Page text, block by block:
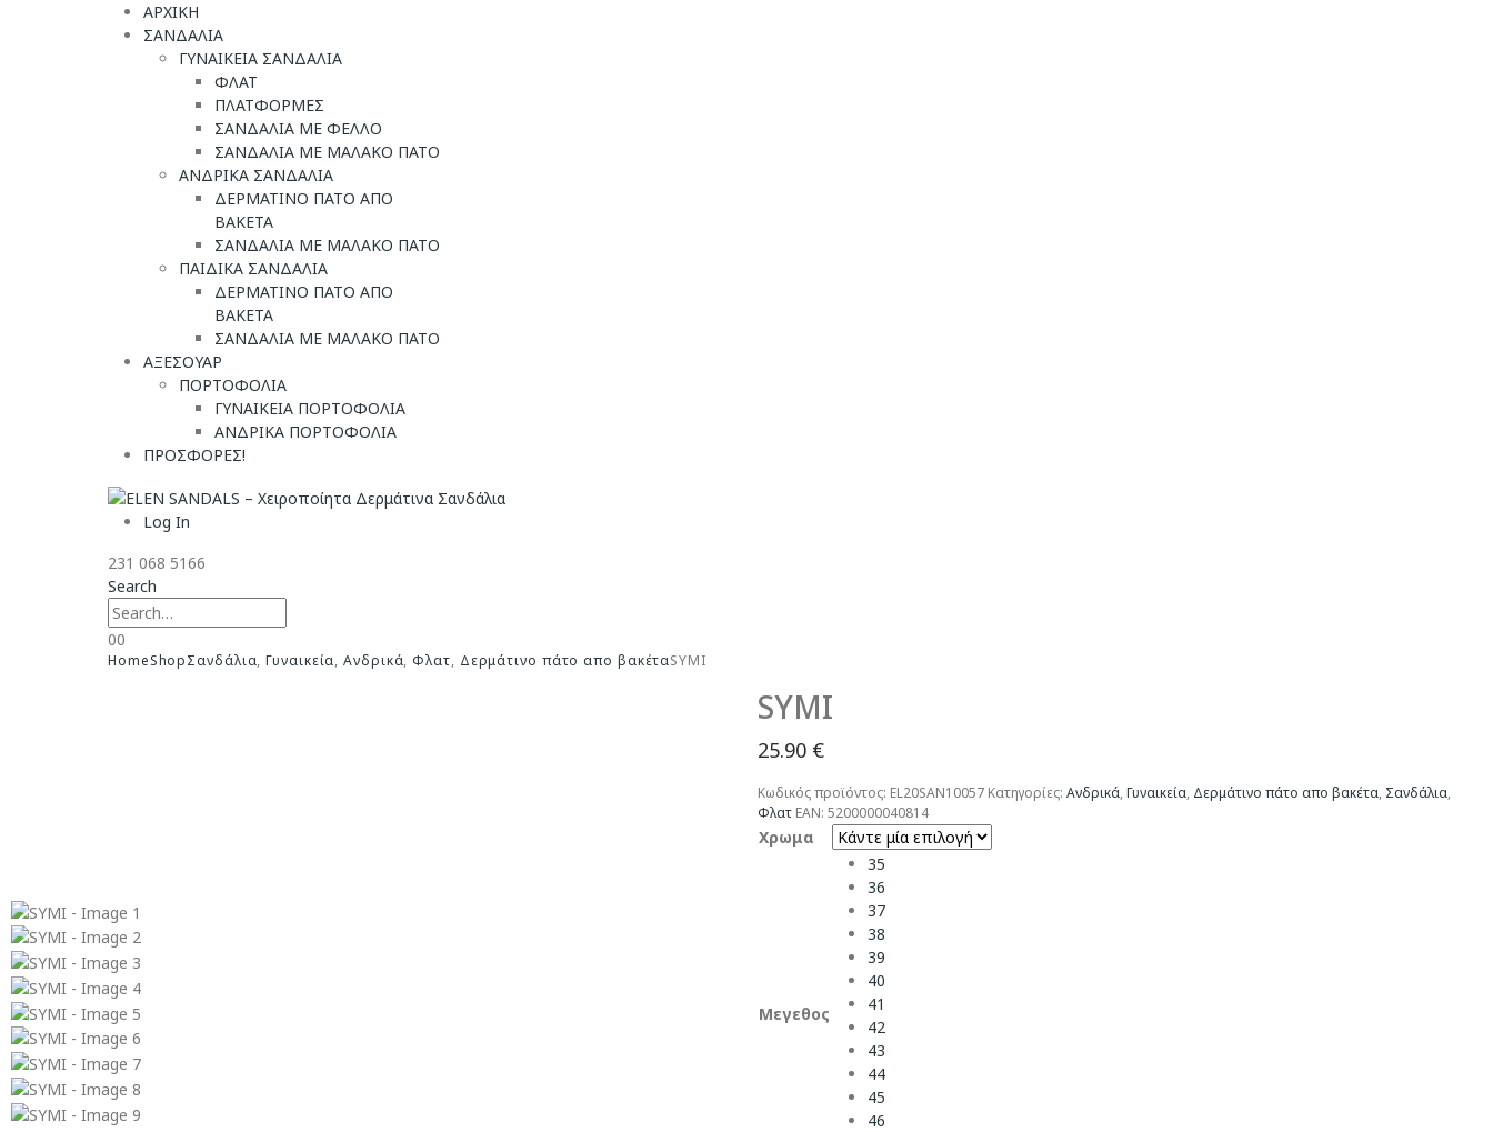
ΑΡΧΙΚΗ
ΣΑΝΔΑΛΙΑ
ΓΥΝΑΙΚΕΙΑ ΣΑΝΔΑΛΙΑ
ΦΛΑΤ
ΠΛΑΤΦΟΡΜΕΣ
ΣΑΝΔΑΛΙΑ ΜΕ ΦΕΛΛΟ
ΣΑΝΔΑΛΙΑ ΜΕ ΜΑΛΑΚΟ ΠΑΤΟ
ΑΝΔΡΙΚΑ ΣΑΝΔΑΛΙΑ
ΔΕΡΜΑΤΙΝΟ ΠΑΤΟ ΑΠΟ
ΒΑΚΕΤΑ
ΣΑΝΔΑΛΙΑ ΜΕ ΜΑΛΑΚΟ ΠΑΤΟ
ΠΑΙΔΙΚΑ ΣΑΝΔΑΛΙΑ
ΔΕΡΜΑΤΙΝΟ ΠΑΤΟ ΑΠΟ
ΒΑΚΕΤΑ
ΣΑΝΔΑΛΙΑ ΜΕ ΜΑΛΑΚΟ ΠΑΤΟ
ΑΞΕΣΟΥΑΡ
ΠΟΡΤΟΦΟΛΙΑ
ΓΥΝΑΙΚΕΙΑ ΠΟΡΤΟΦΟΛΙΑ
ΑΝΔΡΙΚΑ ΠΟΡΤΟΦΟΛΙΑ
ΠΡΟΣΦΟΡΕΣ!
Log In
231 068 5166
Search
00
HomeShopΣανδάλια,Γυναικεία,Ανδρικά, Φλατ, Δερμάτινο πάτο απο βακέταSYMI
SYMI
25.90 €
Κωδικός προϊόντος: EL20SAN10057 Κατηγορίες: Ανδρικά,Γυναικεία, Δερμάτινο πάτο απο βακέτα, Σανδάλια,
Φλατ EAN: 5200000040814
Χρωμα
Μεγεθος
35
36
37
38
39
40
41
42
43
44
45
46